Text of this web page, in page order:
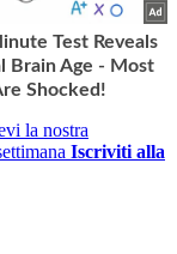
la nostra
Iscriviti alla